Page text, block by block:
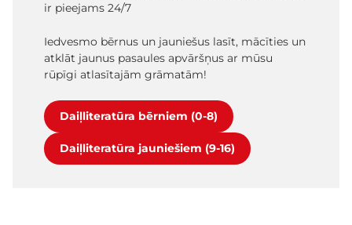
ir pieejams 24/7
Iedvesmo bērnus un jauniešus lasīt, mācīties un
atklāt jaunus pasaules apvāršņus ar mūsu
rūpīgi atlasītajām grāmatām!
Daiļliteratūra bērniem (0-8)
Daiļliteratūra jauniešiem (9-16)